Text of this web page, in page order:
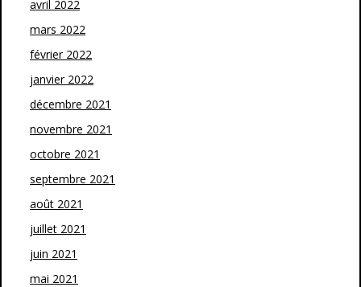
avril 2022
mars 2022
février 2022
janvier 2022
décembre 2021
novembre 2021
octobre 2021
septembre 2021
août 2021
juillet 2021
juin 2021
mai 2021